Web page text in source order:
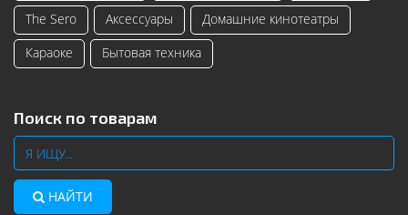
The Sero
Аксессуары
Домашние кинотеатры
Караоке
Бытовая техника
Поиск по товарам
НАЙТИ